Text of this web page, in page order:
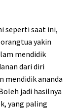
seperti saat ini,
yakin
mendidik
dari diri
mendidik ananda
jadi hasilnya
yang paling